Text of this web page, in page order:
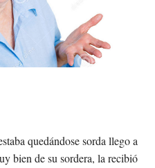
quedándose sorda llego a
bien de su sordera, la recibió